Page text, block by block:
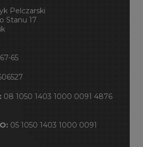
Pelczarski
Stanu 17
65
08 1050 1403 1000 0091 4876
05 1050 1403 1000 0091